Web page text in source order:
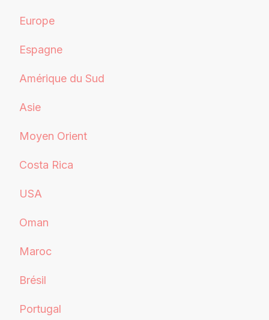
Europe
Espagne
Amérique du Sud
Asie
Moyen Orient
Costa Rica
USA
Oman
Maroc
Brésil
Portugal